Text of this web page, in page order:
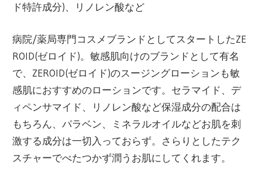
ド特許成分)、リノレン酸など
病院/薬局専門コスメブランドとしてスタートしたZE
ROID(ゼロイド)。敏感肌向けのブランドとして有名
で、ZEROID(ゼロイド)のスージングローションも敏
感肌におすすめのローションです。セラマイド、デ
ィペンサマイド、リノレン酸など保湿成分の配合は
もちろん、パラベン、ミネラルオイルなどお肌を刺
激する成分は一切入っておらず。さらりとしたテク
スチャーでべたつかず潤うお肌にしてくれます。